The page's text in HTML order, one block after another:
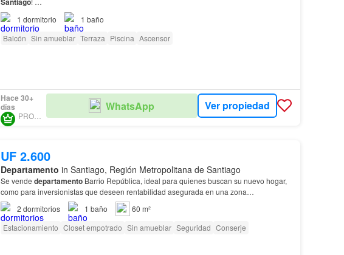
No dejes pasar esta oportunidad de vivir en una de las zonas más cotizadas de
Santiago, con fácil acceso a comercios, res…
1 dormitorio 1 baño
Balcón Sin amueblar Terraza Piscina Ascensor
Hace 30+
días
PROURBE
WhatsApp Ver propiedad
UF 2.600
Departamento in Santiago, Región Metropolitana de Santiago
Se vende departamentoBarrio República, ideal para quienes buscan su nuevo hogar,
como para inversionistas que deseen rentabilidad asegurada en una zona
Departamento buen estado ubicado en Echaurren N°301 Torre D, total útil…
2 dormitorios 1 baño
60 m²
Estacionamiento Closet empotrado Sin amueblar Seguridad Conserje